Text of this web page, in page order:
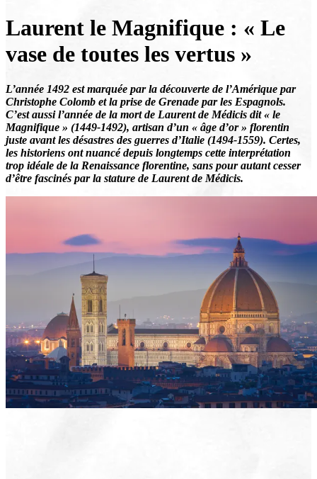
Laurent le Magnifique : « Le
vase de toutes les vertus »
L’année 1492 est marquée par la découverte de l’Amérique par
Christophe Colomb et la prise de Grenade par les Espagnols.
C’est aussi l’année de la mort de Laurent de Médicis dit « le
Magnifique » (1449-1492), artisan d’un « âge d’or » florentin
juste avant les désastres des guerres d’Italie (1494-1559). Certes,
les historiens ont nuancé depuis longtemps cette interprétation
trop idéale de la Renaissance florentine, sans pour autant cesser
d’être fascinés par la stature de Laurent de Médicis.